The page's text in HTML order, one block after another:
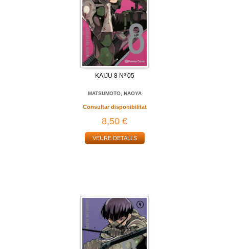
KAIJU 8 Nº 05
MATSUMOTO, NAOYA
Consultar disponibilitat
8,50 €
VEURE DETALLS